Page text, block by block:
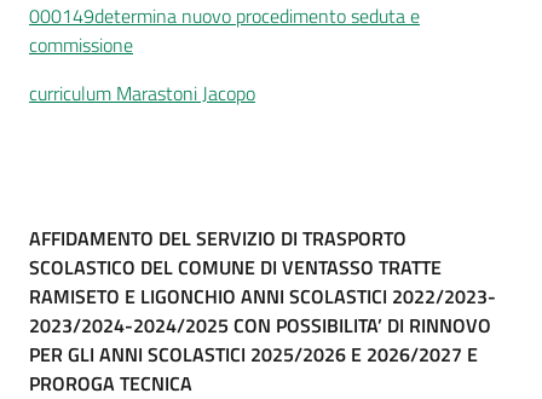
000149determina nuovo procedimento seduta e
commissione
curriculum Marastoni Jacopo
AFFIDAMENTO DEL SERVIZIO DI TRASPORTO
SCOLASTICO DEL COMUNE DI VENTASSO TRATTE
RAMISETO E LIGONCHIO ANNI SCOLASTICI 2022/2023-
2023/2024-2024/2025 CON POSSIBILITA’ DI RINNOVO
PER GLI ANNI SCOLASTICI 2025/2026 E 2026/2027 E
PROROGA TECNICA